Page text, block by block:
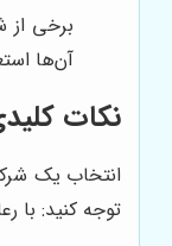
برخی از
آن‌ها
نکات
انتخاب یک
توجه کنید: با